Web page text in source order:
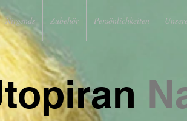
Nirgends Zubehör Persönlichkeiten